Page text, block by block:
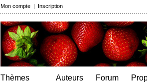
Mon compte | Inscription
Thèmes
Auteurs
Forum